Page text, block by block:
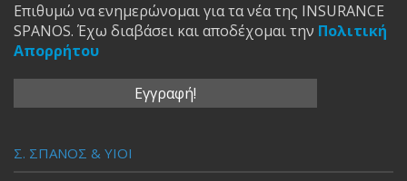
Επιθυμώ να ενημερώνομαι για τα νέα της INSURANCE
SPANOS. Έχω διαβάσει και αποδέχομαι την Πολιτική
Απορρήτου
Σ. ΣΠΑΝΟΣ & ΥΙΟΙ